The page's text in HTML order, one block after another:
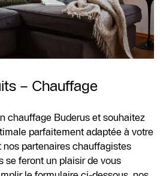
– Chauffage
chauffage Buderus et souhaitez
parfaitement adaptée à votre
partenaires chauffagistes
se feront un plaisir de vous